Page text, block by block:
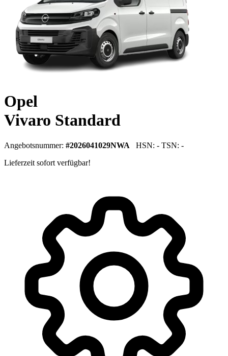
Opel
Vivaro Standard
Angebotsnummer: #2026041029NWA HSN: - TSN: -
Lieferzeit sofort verfügbar!